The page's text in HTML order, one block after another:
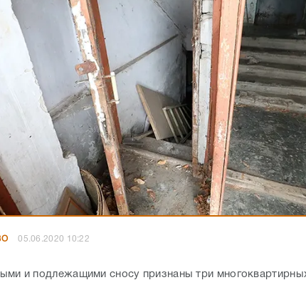
05.06.2020 10:22
и подлежащими сносу признаны три